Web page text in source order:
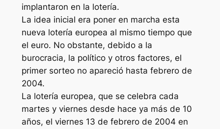
implantaron en la lotería.
La idea inicial era poner en marcha esta
nueva lotería europea al mismo tiempo que
el euro. No obstante, debido a la
burocracia, la político y otros factores, el
primer sorteo no apareció hasta febrero de
2004.
La lotería europea, que se celebra cada
martes y viernes desde hace ya más de 10
años, el viernes 13 de febrero de 2004 en